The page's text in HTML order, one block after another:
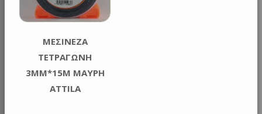
ΜΕΣΙΝΕΖΑ
ΤΕΤΡΑΓΩΝΗ
3MM*15M ΜΑΥΡΗ
ATTILA